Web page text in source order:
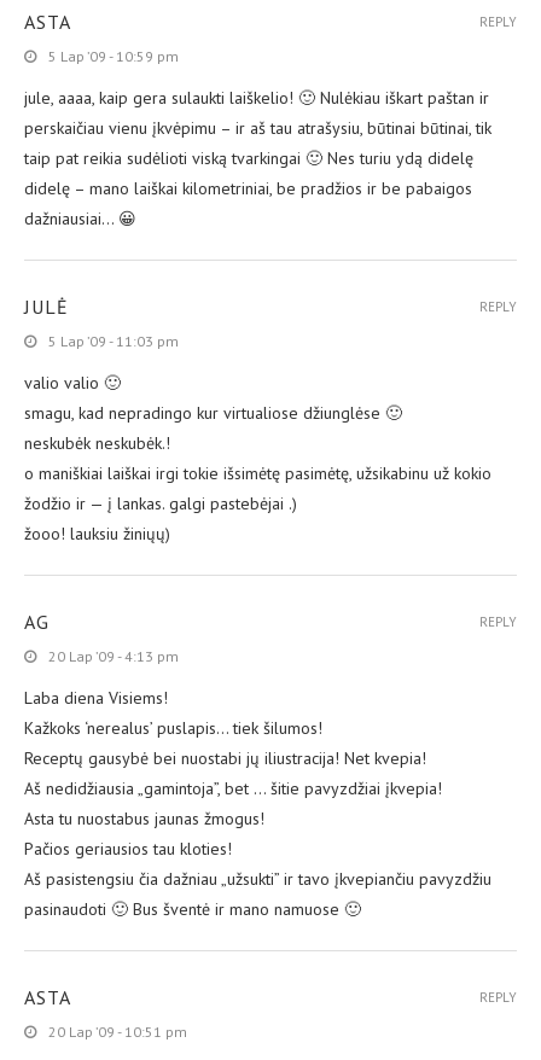
ASTA
5 Lap ’09 - 10:59 pm
jule, aaaa, kaip gera sulaukti laiškelio! 🙂 Nulėkiau iškart paštan ir
perskaičiau vienu įkvėpimu – ir aš tau atrašysiu, būtinai būtinai, tik
taip pat reikia sudėlioti viską tvarkingai 🙂 Nes turiu ydą didelę
didelę – mano laiškai kilometriniai, be pradžios ir be pabaigos
dažniausiai… 😀
REPLY
JULĖ
5 Lap ’09 - 11:03 pm
valio valio 🙂
smagu, kad nepradingo kur virtualiose džiunglėse 🙂
neskubėk neskubėk.!
o maniškiai laiškai irgi tokie išsimėtę pasimėtę, užsikabinu už kokio
žodžio ir — į lankas. galgi pastebėjai .)
žooo! lauksiu žiniųų)
REPLY
AG
20 Lap ’09 - 4:13 pm
Laba diena Visiems!
Kažkoks ‘nerealus’ puslapis… tiek šilumos!
Receptų gausybė bei nuostabi jų iliustracija! Net kvepia!
Aš nedidžiausia „gamintoja”, bet … šitie pavyzdžiai įkvepia!
Asta tu nuostabus jaunas žmogus!
Pačios geriausios tau kloties!
Aš pasistengsiu čia dažniau „užsukti” ir tavo įkvepiančiu pavyzdžiu
pasinaudoti 🙂 Bus šventė ir mano namuose 🙂
REPLY
ASTA
20 Lap ’09 - 10:51 pm
REPLY